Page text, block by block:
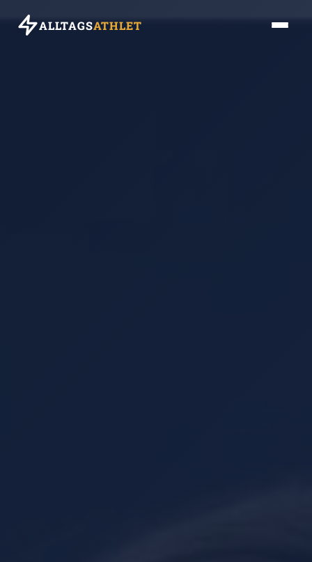
ALLTAGSATHLET